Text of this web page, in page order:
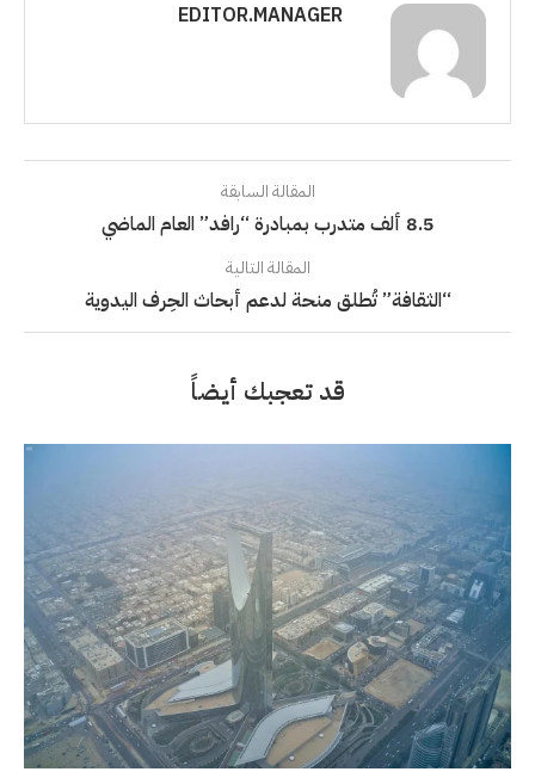
EDITOR.MANAGER
المقالة السابقة
8.5 ألف متدرب بمبادرة “رافد” العام الماضي
المقالة التالية
“الثقافة” تُطلق منحة لدعم أبحاث الحِرف اليدوية
قد تعجبك أيضاً